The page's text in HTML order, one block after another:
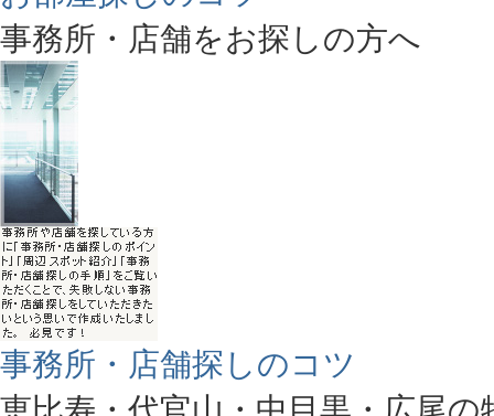
事務所・店舗をお探しの方へ
事務所・店舗探しのコツ